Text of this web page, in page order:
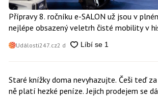
Přípravy 8. ročníku e-SALON už jsou v
nejlépe obsazený veletrh čisté mobility v
Události247.cz2 d
Staré knížky doma nevyhazujte. Češi teď za
ně platí hezké peníze. Jejich prodejem se dá